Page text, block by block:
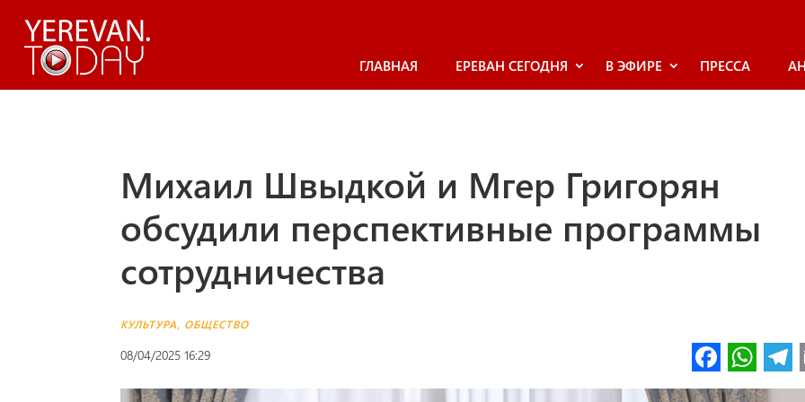
ГЛАВНАЯ ЕРЕВАН СЕГОДНЯ В ЭФИРЕ ПРЕССА
Михаил Швыдкой и Мгер Григорян
обсудили перспективные программы
сотрудничества
КУЛЬТУРА, ОБЩЕСТВО
08/04/2025 16:29 Fa
ce
W
h